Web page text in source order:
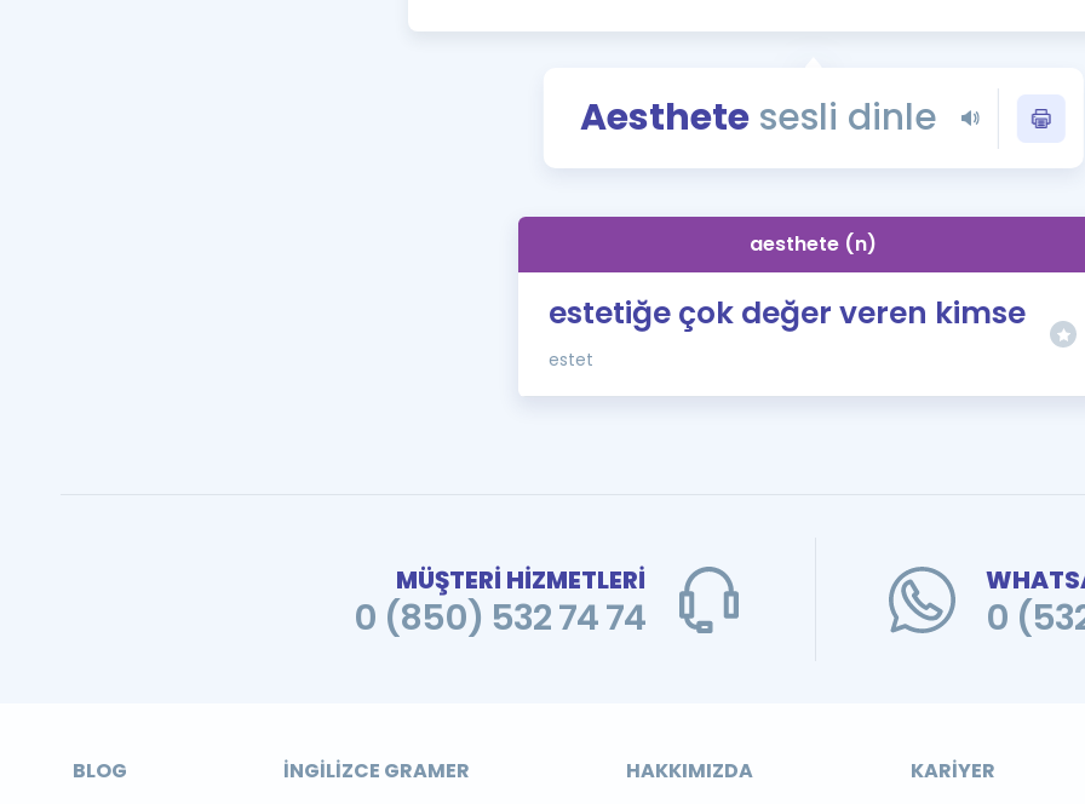
YDS - YÖKDİL
İngilizce Gramer
Aesthetesesli dinle
aesthete (n)
estetiğe çok değer veren kimse
estet
MÜŞTERİ HİZMETLERİ
0 (850) 532 74 74 0
BLOG İNGILIZCE GRAMER HAKKIMIZDA KARIYER